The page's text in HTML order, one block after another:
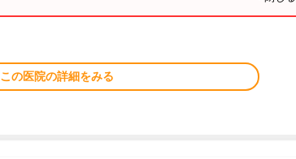
この医院の詳細をみる